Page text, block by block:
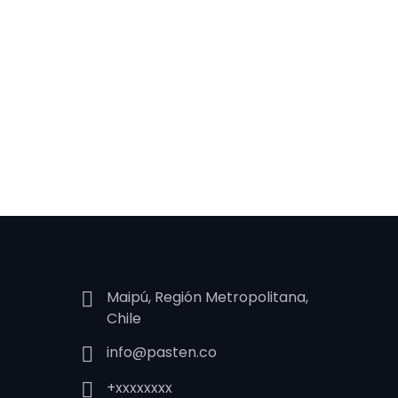
Maipú, Región Metropolitana,
Chile
info@pasten.co
+xxxxxxxx